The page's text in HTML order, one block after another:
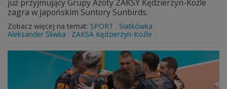
już przyjmujący Grupy Azoty ZAKSY Kędzierzyn-Koźle
zagra w japońskim Suntory Sunbirds.
Zobacz więcej na temat: SPORT
Siatkówka
Aleksander Śliwka
ZAKSA Kędzierzyn-Koźle